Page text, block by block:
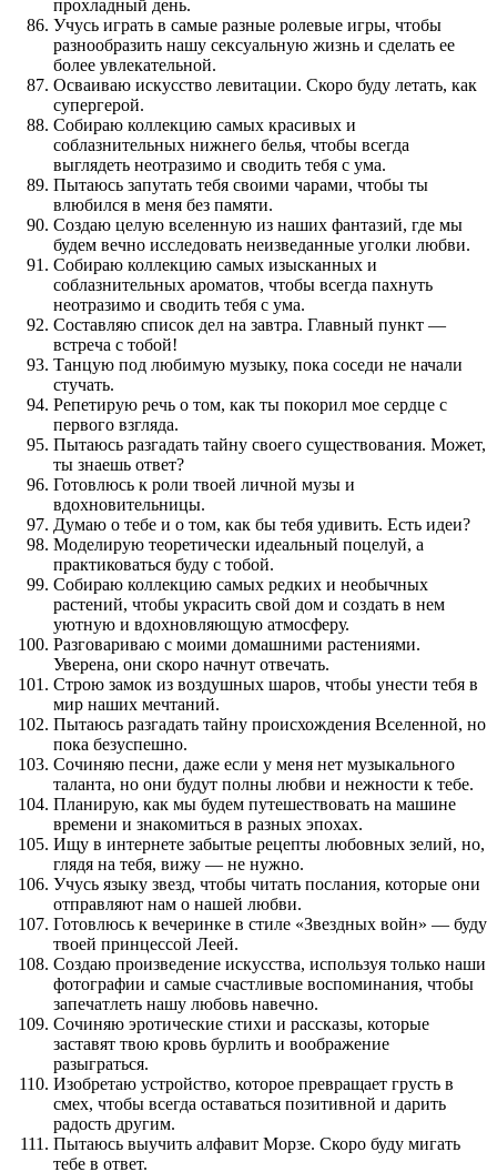
прохладный день.
Учусь играть в самые разные ролевые игры, чтобы
разнообразить нашу сексуальную жизнь и сделать ее
более увлекательной.
Осваиваю искусство левитации. Скоро буду летать, как
супергерой.
Собираю коллекцию самых красивых и
соблазнительных нижнего белья, чтобы всегда
выглядеть неотразимо и сводить тебя с ума.
Пытаюсь запутать тебя своими чарами, чтобы ты
влюбился в меня без памяти.
Создаю целую вселенную из наших фантазий, где мы
будем вечно исследовать неизведанные уголки любви.
Собираю коллекцию самых изысканных и
соблазнительных ароматов, чтобы всегда пахнуть
неотразимо и сводить тебя с ума.
Составляю список дел на завтра. Главный пункт —
встреча с тобой!
Танцую под любимую музыку, пока соседи не начали
стучать.
Репетирую речь о том, как ты покорил мое сердце с
первого взгляда.
Пытаюсь разгадать тайну своего существования. Может,
ты знаешь ответ?
Готовлюсь к роли твоей личной музы и
вдохновительницы.
Думаю о тебе и о том, как бы тебя удивить. Есть идеи?
Моделирую теоретически идеальный поцелуй, а
практиковаться буду с тобой.
Собираю коллекцию самых редких и необычных
растений, чтобы украсить свой дом и создать в нем
уютную и вдохновляющую атмосферу.
Разговариваю с моими домашними растениями.
Уверена, они скоро начнут отвечать.
Строю замок из воздушных шаров, чтобы унести тебя в
мир наших мечтаний.
Пытаюсь разгадать тайну происхождения Вселенной, но
пока безуспешно.
Сочиняю песни, даже если у меня нет музыкального
таланта, но они будут полны любви и нежности к тебе.
Планирую, как мы будем путешествовать на машине
времени и знакомиться в разных эпохах.
Ищу в интернете забытые рецепты любовных зелий, но,
глядя на тебя, вижу — не нужно.
Учусь языку звезд, чтобы читать послания, которые они
отправляют нам о нашей любви.
Готовлюсь к вечеринке в стиле «Звездных войн» — буду
твоей принцессой Леей.
Создаю произведение искусства, используя только наши
фотографии и самые счастливые воспоминания, чтобы
запечатлеть нашу любовь навечно.
Сочиняю эротические стихи и рассказы, которые
заставят твою кровь бурлить и воображение
разыграться.
Изобретаю устройство, которое превращает грусть в
смех, чтобы всегда оставаться позитивной и дарить
радость другим.
Пытаюсь выучить алфавит Морзе. Скоро буду мигать
тебе в ответ.